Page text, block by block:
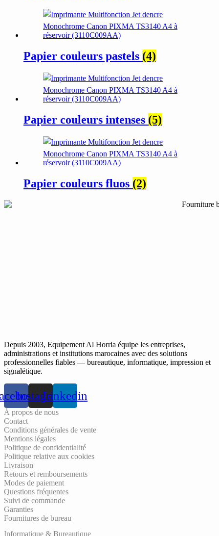
Papier couleurs pastels (4)
Papier couleurs intenses (5)
Papier couleurs fluos (2)
Depuis 2003, Equipement Al Horria équipe les entreprises,
administrations et institutions marocaines avec des solutions
professionnelles fiables — bureautique, informatique, impression et
signalétique.
InstagramLinkedin
À propos de nous
Contact
Conditions générales de vente
Mentions légales
Politique de confidentialité
Politique relative aux cookies
Livraison
Retours et remboursements
Modes de paiement
Questions fréquentes
Suivi de commande
Garanties
Fournitures de bureau
Informatique & Bureautique